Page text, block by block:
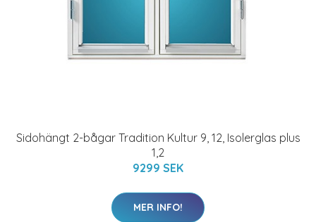
Sidohängt 2-bågar Tradition Kultur 9, 12, Isolerglas plus
1,2
9299 SEK
MER INFO!